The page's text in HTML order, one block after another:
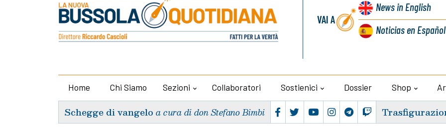
VAI A
Newsin English
Noticiasen Español
Home Chi Siamo Sezioni Collaboratori Sostienici Dossier Shop
Schegge di vangelo a cura di don Stefano Bimbi